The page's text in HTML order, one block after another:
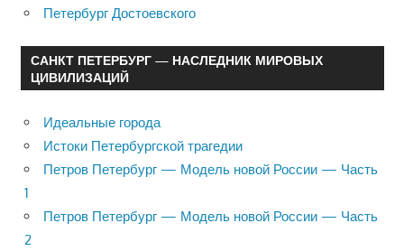
Петербург Достоевского
САНКТ ПЕТЕРБУРГ — НАСЛЕДНИК МИРОВЫХ
ЦИВИЛИЗАЦИЙ
Идеальные города
Истоки Петербургской трагедии
Петров Петербург — Модель новой России — Часть
1
Петров Петербург — Модель новой России — Часть
2